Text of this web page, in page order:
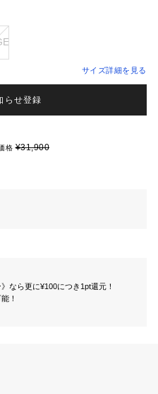
サイズ詳細を見る
らせ登録
格¥31,900
なら更に¥100につき1pt還元！
！